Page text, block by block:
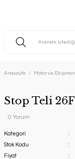
Anasayfa Motor ve
Stop Teli
0 Yorum
Kategori
Stok Kodu
Fiyat